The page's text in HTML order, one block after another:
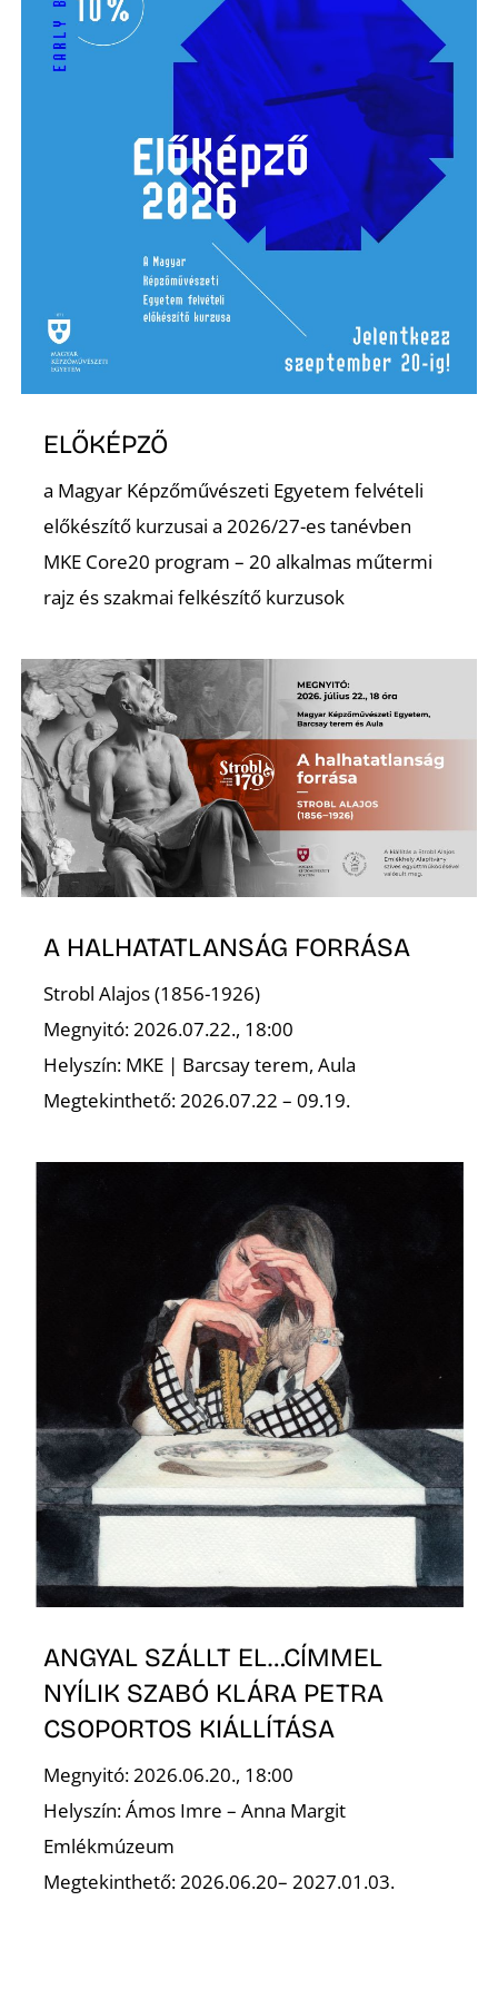
ELŐKÉPZŐ
a Magyar Képzőművészeti Egyetem felvételi
előkészítő kurzusai a 2026/27-es tanévben
MKE Core20 program – 20 alkalmas műtermi
rajz és szakmai felkészítő kurzusok
A HALHATATLANSÁG FORRÁSA
Strobl Alajos (1856-1926)
Megnyitó: 2026.07.22., 18:00
Helyszín: MKE | Barcsay terem, Aula
Megtekinthető: 2026.07.22 – 09.19.
ANGYAL SZÁLLT EL…CÍMMEL
NYÍLIK SZABÓ KLÁRA PETRA
CSOPORTOS KIÁLLÍTÁSA
Megnyitó: 2026.06.20., 18:00
Helyszín: Ámos Imre – Anna Margit
Emlékmúzeum
Megtekinthető: 2026.06.20– 2027.01.03.